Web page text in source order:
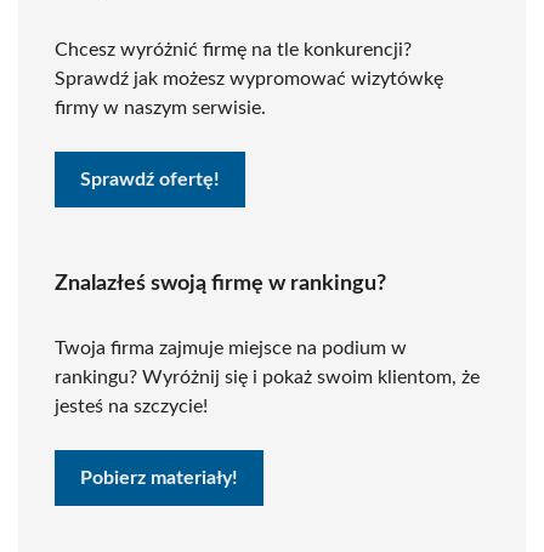
Chcesz wyróżnić firmę na tle konkurencji?
Sprawdź jak możesz wypromować wizytówkę
firmy w naszym serwisie.
Sprawdź ofertę!
Znalazłeś swoją firmę w rankingu?
Twoja firma zajmuje miejsce na podium w
rankingu? Wyróżnij się i pokaż swoim klientom, że
jesteś na szczycie!
Pobierz materiały!